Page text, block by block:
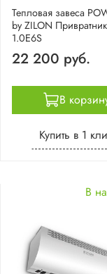
Тепловая завеса
by ZILON
1.0E6S
22 200 руб.
В
Купить в 1
В